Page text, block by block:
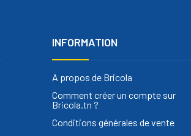
INFORMATION
A propos de Bricola
Comment créer un compte sur
Bricola.tn ?
Conditions générales de vente